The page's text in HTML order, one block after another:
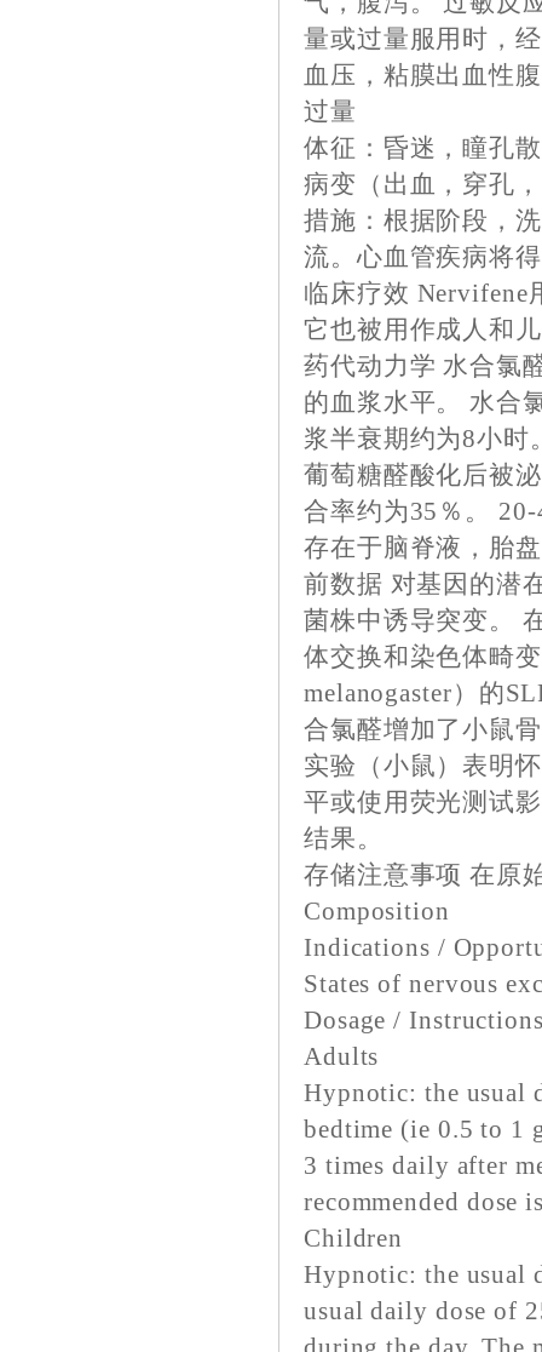
量或过量服用时，
血压，粘膜出血性
过量
体征：昏迷，瞳孔
病变（出血，穿孔
措施：根据阶段，
流。心血管疾病将
临床疗效 Nervifene
它也被用作成人和
药代动力学 水合氯
的血浆水平。 水合
浆半衰期约为8小时
葡萄糖醛酸化后被
合率约为35％。
存在于脑脊液，胎
前数据 对基因的潜
菌株中诱导突变。
体交换和染色体畸
melanogaster）的
合氯醛增加了小鼠
实验（小鼠）表明
平或使用荧光测试
结果。
存储注意事项 在原
Composition
Indications /
States of nervous
Dosage /
Adults
Hypnotic: the usual
bedtime (ie 0.5 to 1
3 times daily after
recommended dose
Children
Hypnotic: the usual
usual daily dose of